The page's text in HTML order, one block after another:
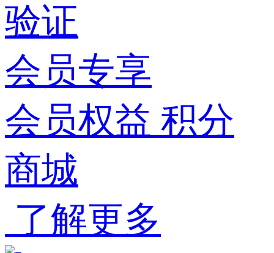
验证
会员专享
会员权益 积分
商城
了解更多